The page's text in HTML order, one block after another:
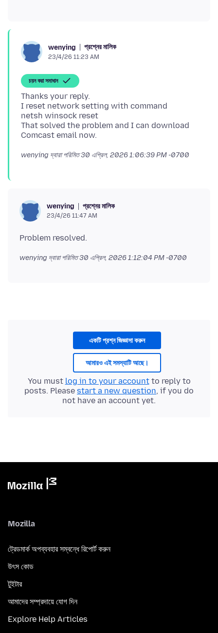
wenying প্রশ্নের মালিক
23/4/26 11:23 AM
চয়ন করা সমাধান
Thanks your reply.
I reset network setting with command
netsh winsock reset
That solved the problem and I can download
wenying দ্বারা পরিমিত30 এপ্রিল, 2026 1:06:39 PM -0700
wenying প্রশ্নের মালিক
23/4/26 11:47 AM
wenying দ্বারা পরিমিত30 এপ্রিল, 2026 1:12:04 PM -0700
একটি প্রশ্ন জিজ্ঞাসা করুন
আমারও এই সমস্যাটি আছে।
You must log in to your accountto reply to
posts. Please start a new question, if you do
not have an account yet.
Mozilla
ট্রেডমার্ক অপব্যবহার সম্বন্ধে রিপোর্ট করুন
উৎস কোড
টুইটার
আমাদের সম্প্রদায়ে যোগ দিন
Explore Help Articles